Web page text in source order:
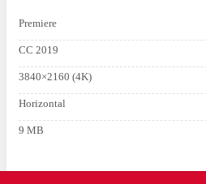
Premiere
CC 2019
3840×2160 (4K)
Horizontal
9 MB